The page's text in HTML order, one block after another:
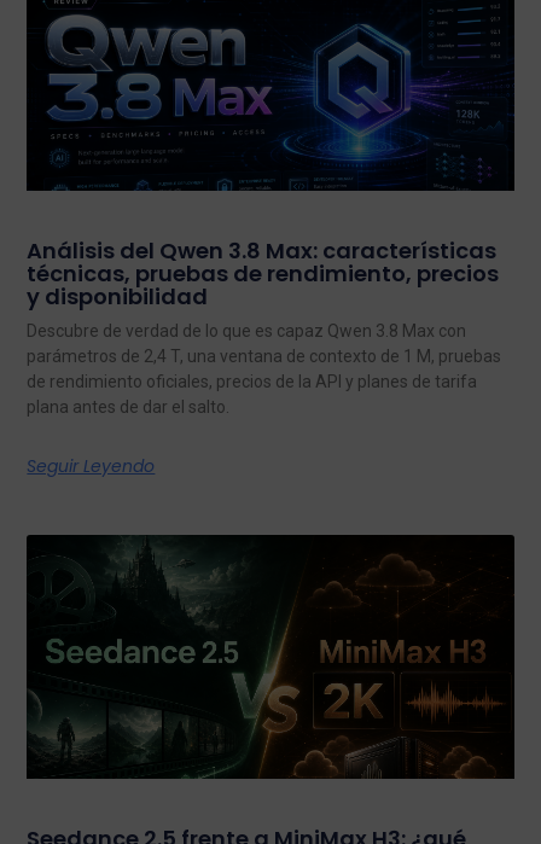
Análisis del Qwen 3.8 Max: características
técnicas, pruebas de rendimiento, precios
y disponibilidad
Descubre de verdad de lo que es capaz Qwen 3.8 Max con
parámetros de 2,4 T, una ventana de contexto de 1 M, pruebas
de rendimiento oficiales, precios de la API y planes de tarifa
plana antes de dar el salto.
Seguir Leyendo